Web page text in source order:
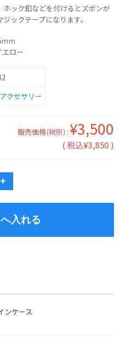
ック釦などを付けるとズボンが
ックテープになります。
ｍ
ロー
アクセサリー
販売価格(税別) : ¥3,500
( 税込¥3,850 )
ンケース